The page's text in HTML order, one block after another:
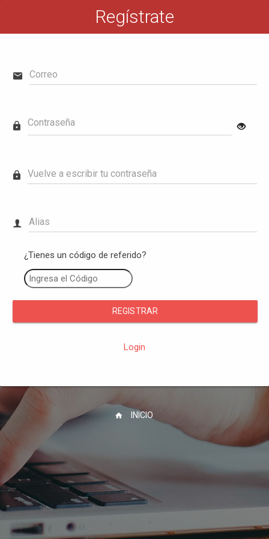
Regístrate
Correo
Contraseña
Vuelve a escribir tu contraseña
Alias
¿Tienes un código de referido?
REGISTRAR
Login
INICIO